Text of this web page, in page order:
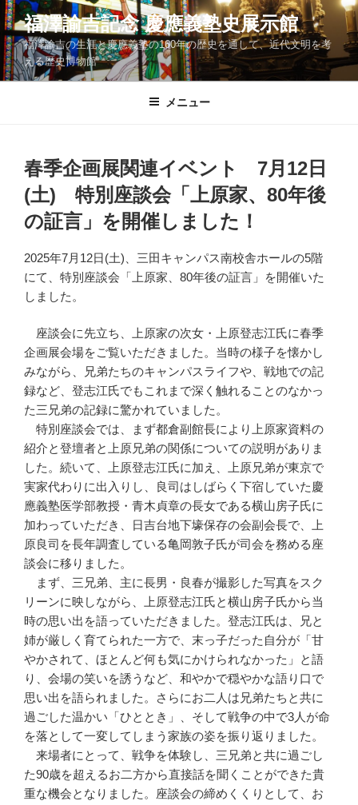
コ
ン
テ
ン
ツ
福澤諭吉記念 慶應義塾史展示館
福澤諭吉の生涯と慶應義塾の160年の歴史を通して、近代文明を考
える歴史博物館
メニュー
春季企画展関連イベント 7月12日
(土) 特別座談会「上原家、80年後
の証言」を開催しました！
2025年7月12日(土)、三田キャンパス南校舎ホールの5階
にて、特別座談会「上原家、80年後の証言」を開催いた
しました。
座談会に先立ち、上原家の次女・上原登志江氏に春季
企画展会場をご覧いただきました。当時の様子を懐かし
みながら、兄弟たちのキャンパスライフや、戦地での記
録など、登志江氏でもこれまで深く触れることのなかっ
た三兄弟の記録に驚かれていました。
特別座談会では、まず都倉副館長により上原家資料の
紹介と登壇者と上原兄弟の関係についての説明がありま
した。続いて、上原登志江氏に加え、上原兄弟が東京で
実家代わりに出入りし、良司はしばらく下宿していた慶
應義塾医学部教授・青木貞章の長女である横山房子氏に
加わっていただき、日吉台地下壕保存の会副会長で、上
原良司を長年調査している亀岡敦子氏が司会を務める座
談会に移りました。
まず、三兄弟、主に長男・良春が撮影した写真をスク
リーンに映しながら、上原登志江氏と横山房子氏から当
時の思い出を語っていただきました。登志江氏は、兄と
姉が厳しく育てられた一方で、末っ子だった自分が「甘
やかされて、ほとんど何も気にかけられなかった」と語
り、会場の笑いを誘うなど、和やかで穏やかな語り口で
思い出を語られました。さらにお二人は兄弟たちと共に
過ごした温かい「ひととき」、そして戦争の中で3人が命
を落として一変してしまう家族の姿を振り返りました。
来場者にとって、戦争を体験し、三兄弟と共に過ごし
た90歳を超えるお二方から直接話を聞くことができた貴
重な機会となりました。座談会の締めくくりとして、お